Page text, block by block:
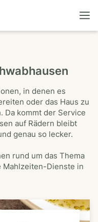
in denen es
oder das Haus zu
Da kommt der Service
auf Rädern bleibt
genau so lecker.
rund um das Thema
Mahlzeiten-Dienste in